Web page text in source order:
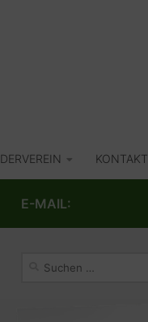
KONTAKT
E-MAIL: